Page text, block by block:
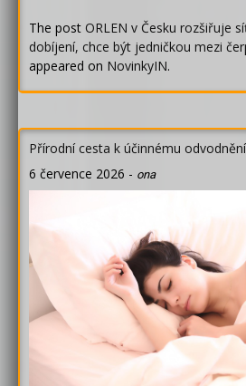
The post ORLEN v Česku rozšiřuje
dobíjení, chce být jedničkou mezi
appeared on NovinkyIN.
Přírodní cesta k účinnému
6 července 2026 - ona